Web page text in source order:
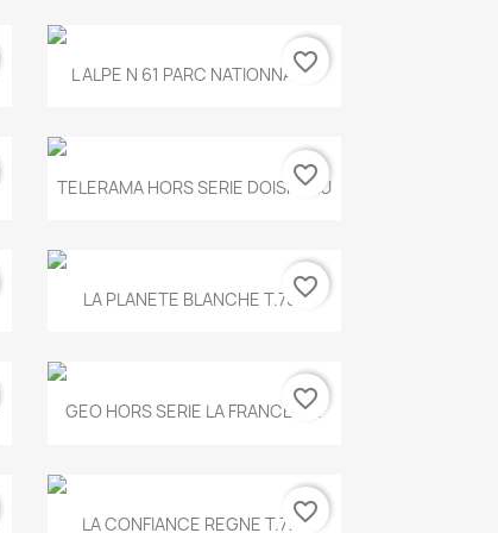
 Aperçu rapide
L ALPE N 61 PARC NATIONNAL...
favorite_border
Aperçu rapide
TELERAMA HORS SERIE DOISNEAU
favorite_border
Aperçu rapide
LA PLANETE BLANCHE T.785favorite_border
Aperçu rapide
GEO HORS SERIE LA FRANCE A...
favorite_border
Aperçu rapide
LA CONFIANCE REGNE T.778favorite_border